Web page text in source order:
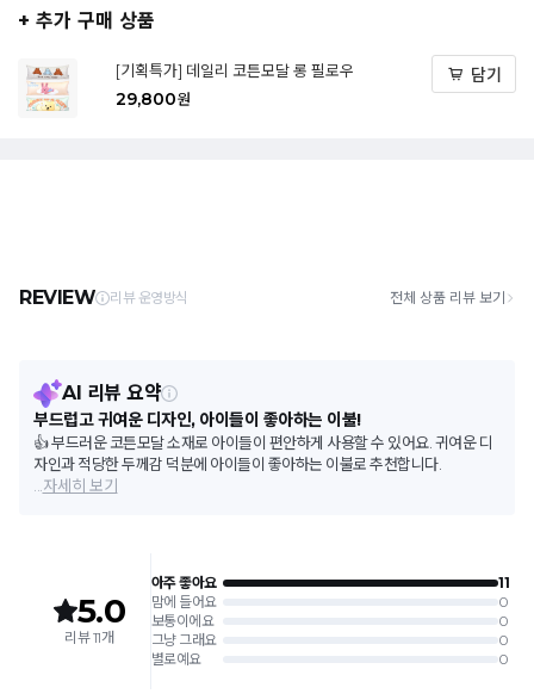
+ 추가 구매 상품
[기획특가] 데일리 코튼모달 롱 필로우
29,800원
담기